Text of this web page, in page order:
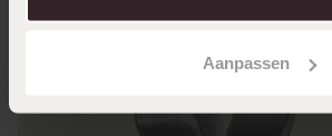
Aanpassen